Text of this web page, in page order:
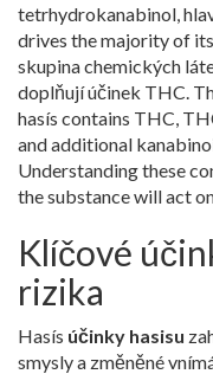
tetrhydrokanabinol,
drives the majority of
skupina chemických
doplňují účinek THC.
hasís contains THC,
and additional
Understanding these
the substance will act
Klíčové
rizika
Hasís účinky hasisu
smysly a změněné